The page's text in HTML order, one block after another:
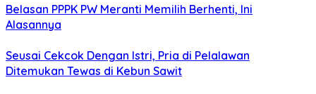
Belasan PPPK PW Meranti Memilih Berhenti, Ini
Alasannya
Seusai Cekcok Dengan Istri, Pria di Pelalawan
Ditemukan Tewas di Kebun Sawit